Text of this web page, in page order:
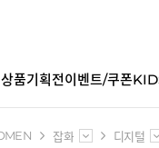
품기획전이벤트/쿠폰
잡화 디지털